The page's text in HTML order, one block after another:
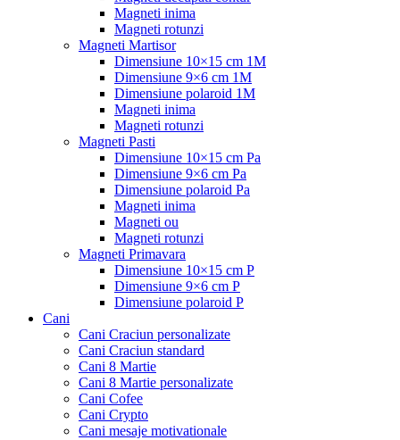
Magneti inima
Magneti rotunzi
Magneti Martisor
Dimensiune 10×15 cm 1M
Dimensiune 9×6 cm 1M
Dimensiune polaroid 1M
Magneti inima
Magneti rotunzi
Magneti Pasti
Dimensiune 10×15 cm Pa
Dimensiune 9×6 cm Pa
Dimensiune polaroid Pa
Magneti inima
Magneti ou
Magneti rotunzi
Magneti Primavara
Dimensiune 10×15 cm P
Dimensiune 9×6 cm P
Dimensiune polaroid P
Cani
Cani Craciun personalizate
Cani Craciun standard
Cani 8 Martie
Cani 8 Martie personalizate
Cani Cofee
Cani Crypto
Cani mesaje motivationale